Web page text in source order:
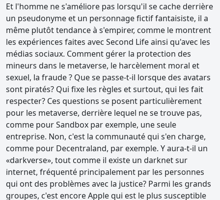
Et l'homme ne s'améliore pas lorsqu'il se cache derrière
un pseudonyme et un personnage fictif fantaisiste, il a
même plutôt tendance à s'empirer, comme le montrent
les expériences faites avec Second Life ainsi qu'avec les
médias sociaux. Comment gérer la protection des
mineurs dans le metaverse, le harcèlement moral et
sexuel, la fraude ? Que se passe-t-il lorsque des avatars
sont piratés? Qui fixe les règles et surtout, qui les fait
respecter? Ces questions se posent particulièrement
pour les metaverse, derrière lequel ne se trouve pas,
comme pour Sandbox par exemple, une seule
entreprise. Non, c'est la communauté qui s'en charge,
comme pour Decentraland, par exemple. Y aura-t-il un
«darkverse», tout comme il existe un darknet sur
internet, fréquenté principalement par les personnes
qui ont des problèmes avec la justice? Parmi les grands
groupes, c'est encore Apple qui est le plus susceptible